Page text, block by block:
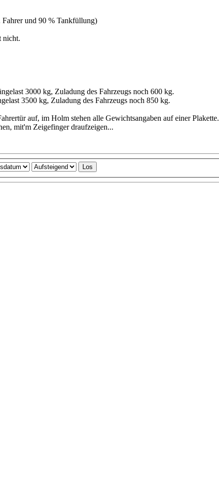
und 90 % Tankfüllung)
nicht.
3000 kg, Zuladung des Fahrzeugs noch 600 kg.
3500 kg, Zuladung des Fahrzeugs noch 850 kg.
auf, im Holm stehen alle Gewichtsangaben auf einer Plakette.
mit'm Zeigefinger draufzeigen...